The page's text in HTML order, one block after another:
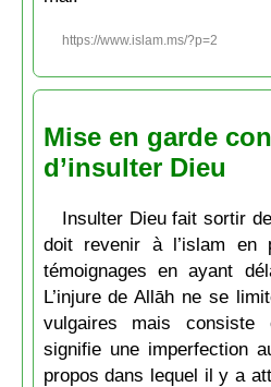
https://www.islam.ms/?p=2
Mise en garde
d’insulter Dieu
Insulter Dieu fait sortir
doit revenir à l’islam en
témoignages en ayant
L’injure de Allāh ne se
vulgaires mais
signifie une imperfection
propos dans lequel il y a